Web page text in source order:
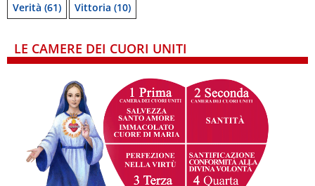
Verità (61) Vittoria (10)
LE CAMERE DEI CUORI UNITI